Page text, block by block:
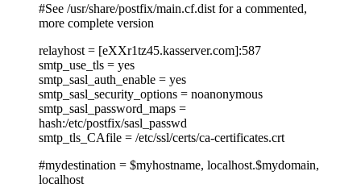
#See /usr/share/postfix/main.cf.dist for a commented,
more complete version
relayhost = [eXXr1tz45.kasserver.com]:587
smtp_use_tls = yes
smtp_sasl_auth_enable = yes
smtp_sasl_security_options = noanonymous
smtp_sasl_password_maps =
hash:/etc/postfix/sasl_passwd
smtp_tls_CAfile = /etc/ssl/certs/ca-certificates.crt
#mydestination = $myhostname, localhost.$mydomain,
localhost